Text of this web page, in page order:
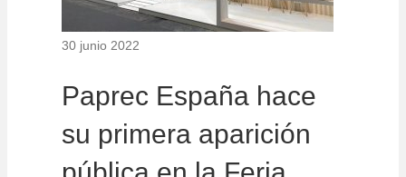
30 junio 2022
Paprec España hace
su primera aparición